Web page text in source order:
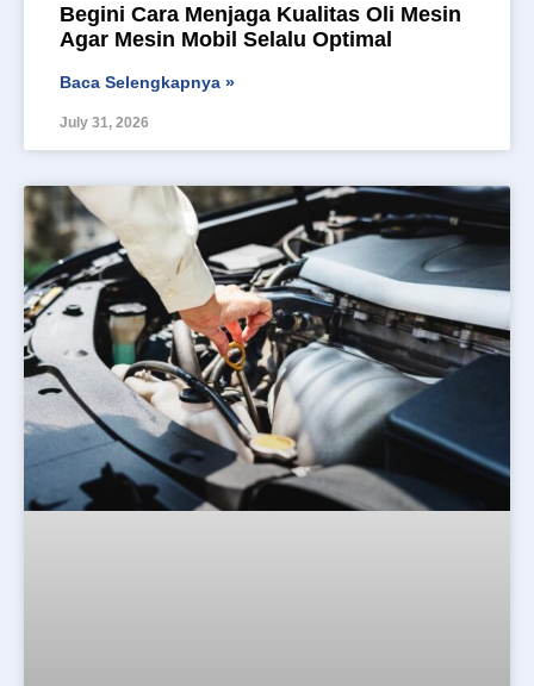
Begini Cara Menjaga Kualitas Oli Mesin
Agar Mesin Mobil Selalu Optimal
Baca Selengkapnya »
July 31, 2026